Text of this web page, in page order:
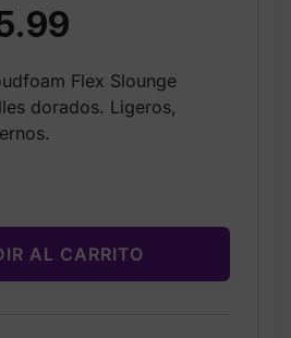
is:
Flex Slounge
dorados. Ligeros,
AL CARRITO